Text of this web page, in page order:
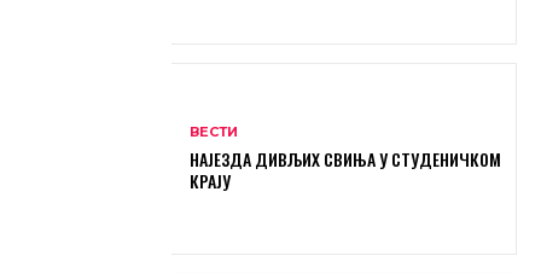
ВЕСТИ
НАЈЕЗДА ДИВЉИХ СВИЊА У СТУДЕНИЧКОМ
КРАЈУ